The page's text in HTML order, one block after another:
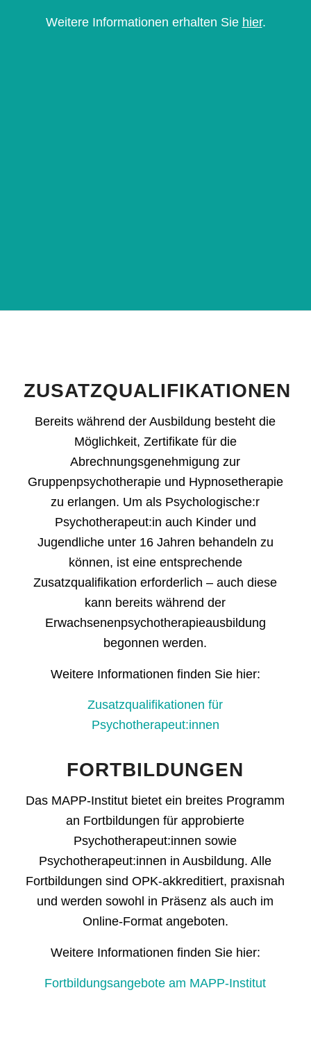
Weitere Informationen erhalten Sie hier.
ZUSATZQUALIFIKATIONEN
Bereits während der Ausbildung besteht die
Möglichkeit, Zertifikate für die
Abrechnungsgenehmigung zur
Gruppenpsychotherapie und Hypnosetherapie
zu erlangen. Um als Psychologische:r
Psychotherapeut:in auch Kinder und
Jugendliche unter 16 Jahren behandeln zu
können, ist eine entsprechende
Zusatzqualifikation erforderlich – auch diese
kann bereits während der
Erwachsenenpsychotherapieausbildung
begonnen werden.
Weitere Informationen finden Sie hier:
Zusatzqualifikationen für
Psychotherapeut:innen
FORTBILDUNGEN
Das MAPP-Institut bietet ein breites Programm
an Fortbildungen für approbierte
Psychotherapeut:innen sowie
Psychotherapeut:innen in Ausbildung. Alle
Fortbildungen sind OPK-akkreditiert, praxisnah
und werden sowohl in Präsenz als auch im
Online-Format angeboten.
Weitere Informationen finden Sie hier:
Fortbildungsangebote am MAPP-Institut